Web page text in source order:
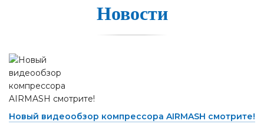
Новости
Новый видеообзор компрессора AIRMASH смотрите!